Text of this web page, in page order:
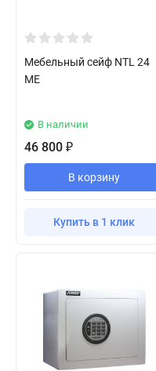
Мебельный сейф NTL 24
ME
В наличии
46 800 ₽
В корзину
Купить в 1 клик